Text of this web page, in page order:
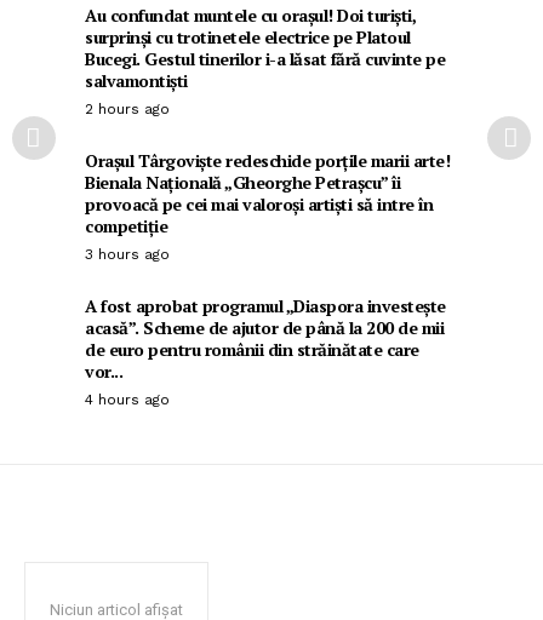
Au confundat muntele cu orașul! Doi turiști,
surprinși cu trotinetele electrice pe Platoul
Bucegi. Gestul tinerilor i-a lăsat fără cuvinte pe
salvamontiști
2 hours ago
Orașul Târgoviște redeschide porțile marii arte!
Bienala Națională „Gheorghe Petrașcu” îi
provoacă pe cei mai valoroși artiști să intre în
competiție
3 hours ago
A fost aprobat programul „Diaspora investește
acasă”. Scheme de ajutor de până la 200 de mii
de euro pentru românii din străinătate care
vor...
4 hours ago
Niciun articol afișat